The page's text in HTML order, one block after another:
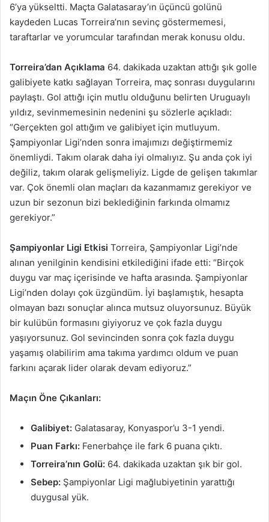
6’ya yükseltti. Maçta Galatasaray’ın üçüncü golünü
kaydeden Lucas Torreira’nın sevinç göstermemesi,
taraftarlar ve yorumcular tarafından merak konusu oldu.
Torreira’dan Açıklama 64. dakikada uzaktan attığı şık golle
galibiyete katkı sağlayan Torreira, maç sonrası duygularını
paylaştı. Gol attığı için mutlu olduğunu belirten Uruguaylı
yıldız, sevinmemesinin nedenini şu sözlerle açıkladı:
“Gerçekten gol attığım ve galibiyet için mutluyum.
Şampiyonlar Ligi’nden sonra imajımızı değiştirmemiz
önemliydi. Takım olarak daha iyi olmalıyız. Şu anda çok iyi
değiliz, takım olarak gelişmeliyiz. Ligde de gelişen takımlar
var. Çok önemli olan maçları da kazanmamız gerekiyor ve
uzun bir sezonun bizi beklediğinin farkında olmamız
gerekiyor.”
Şampiyonlar Ligi Etkisi Torreira, Şampiyonlar Ligi’nde
alınan yenilginin kendisini etkilediğini ifade etti: “Birçok
duygu var maç içerisinde ve hafta arasında. Şampiyonlar
Ligi’nden dolayı çok üzgündüm. İyi başlamıştık, hesapta
olmayan bazı sonuçlar alınca mutsuz oluyorsunuz. Büyük
bir kulübün formasını giyiyoruz ve çok fazla duygu
yaşıyorsunuz. Gol sevincinden sonra çok fazla duygu
yaşamış olabilirim ama takıma yardımcı oldum ve puan
farkını açarak lider olarak devam ediyoruz.”
Maçın Öne Çıkanları:
Galibiyet: Galatasaray, Konyaspor’u 3-1 yendi.
Puan Farkı: Fenerbahçe ile fark 6 puana çıktı.
Torreira’nın Golü: 64. dakikada uzaktan şık bir gol.
Sebep: Şampiyonlar Ligi mağlubiyetinin yarattığı
duygusal yük.